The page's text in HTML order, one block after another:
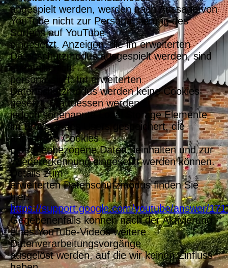
abgespielt werden, werden nach Aussage von
YouTube nicht zur Personalisierung des
Surfens auf YouTube
eingesetzt. Anzeigen, die im erweiterten
Datenschutzmodus ausgespielt werden, sind
ebenfalls nicht
personalisiert. Im erweiterten
Datenschutzmodus werden keine Cookies
gesetzt. Stattdessen werden
jedoch sogenannte Local Storage Elemente
im Browser des Users gespeichert, die
ähnlich wie Cookies
personenbezogene Daten beinhalten und zur
Wiedererkennung eingesetzt werden können.
Details zum
erweiterten Datenschutzmodus finden Sie
hier:
https://support.google.com/youtube/answer/
Gegebenenfalls können nach der Aktivierung
eines YouTube-Videos weitere
Datenverarbeitungsvorgänge
ausgelöst werden, auf die wir keinen Einfluss